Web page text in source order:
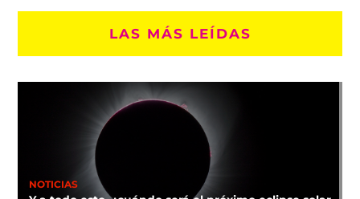
LAS MÁS LEÍDAS
NOTICIAS